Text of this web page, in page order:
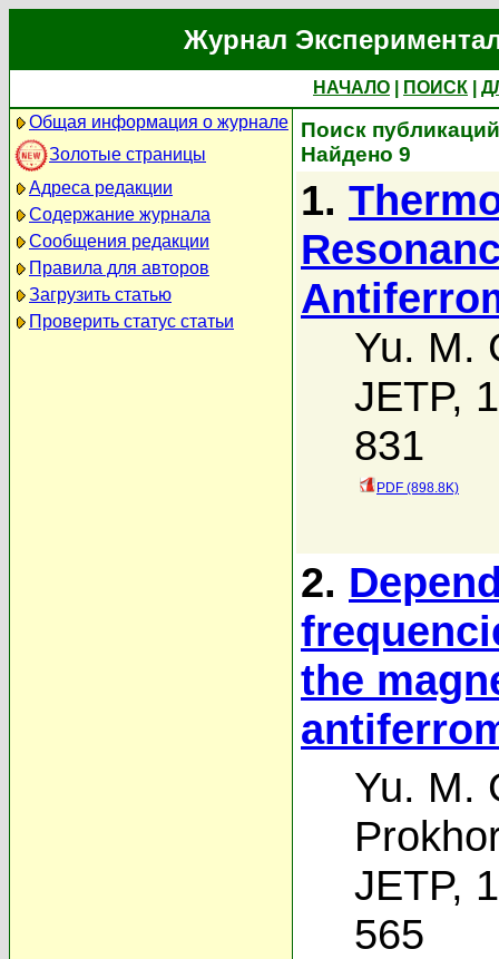
Журнал
НАЧАЛО ПОИСК
Общая информация о журнале
Золотые страницы
Адреса редакции
Содержание журнала
Сообщения редакции
Правила для авторов
Загрузить статью
Проверить статус статьи
Поиск
Найдено 9
1.
Yu. M.
JETP,
831
PDF (898.8K)
2.
the
Yu. M.
JETP,
565